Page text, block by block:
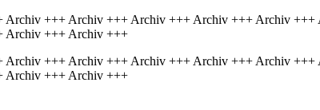
+++ Archiv +++ Archiv +++ Archiv +++ Archiv
Archiv +++ Archiv +++
+++ Archiv +++ Archiv +++ Archiv +++ Archiv
Archiv +++ Archiv +++